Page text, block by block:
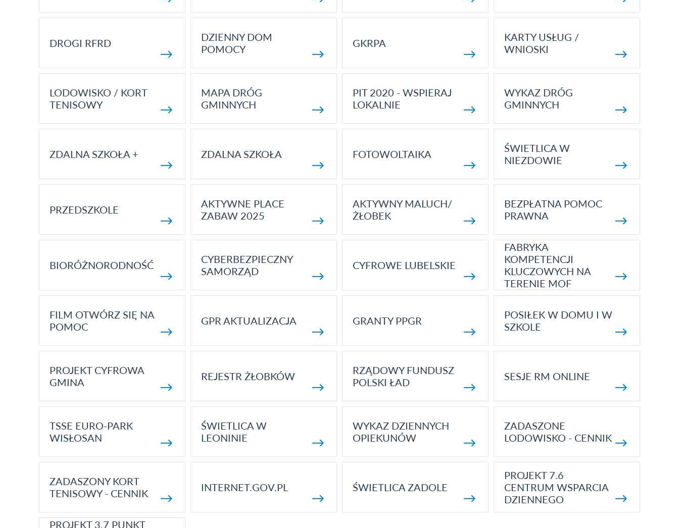
DROGI RFRD
DZIENNY DOM
POMOCY
GKRPA
KARTY USŁUG /
WNIOSKI
LODOWISKO / KORT
TENISOWY
MAPA DRÓG
GMINNYCH
PIT 2020 - WSPIERAJ
LOKALNIE
WYKAZ DRÓG
GMINNYCH
ZDALNA SZKOŁA + ZDALNA SZKOŁA FOTOWOLTAIKA
ŚWIETLICA W
NIEZDOWIE
PRZEDSZKOLE
AKTYWNE PLACE
ZABAW 2025
AKTYWNY MALUCH/
ŻŁOBEK
BEZPŁATNA POMOC
PRAWNA
BIORÓŻNORODNOŚĆ
CYBERBEZPIECZNY
SAMORZĄD
CYFROWE LUBELSKIE
FABRYKA
KOMPETENCJI
KLUCZOWYCH NA
TERENIE MOF
FILM OTWÓRZ SIĘ NA
POMOC
GPR AKTUALIZACJA GRANTY PPGR
POSIŁEK W DOMU I W
SZKOLE
PROJEKT CYFROWA
GMINA
REJESTR ŻŁOBKÓW
RZĄDOWY FUNDUSZ
POLSKI ŁAD
SESJE RM ONLINE
TSSE EURO-PARK
WISŁOSAN
ŚWIETLICA W
LEONINIE
WYKAZ DZIENNYCH
OPIEKUNÓW
ZADASZONE
LODOWISKO - CENNIK
ZADASZONY KORT
TENISOWY - CENNIK
INTERNET.GOV.PL ŚWIETLICA ZADOLE
PROJEKT 7.6
CENTRUM WSPARCIA
DZIENNEGO
PROJEKT 3.7 PUNKT